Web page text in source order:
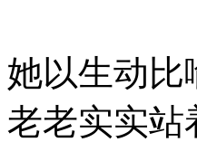
她以生动比
老老实实